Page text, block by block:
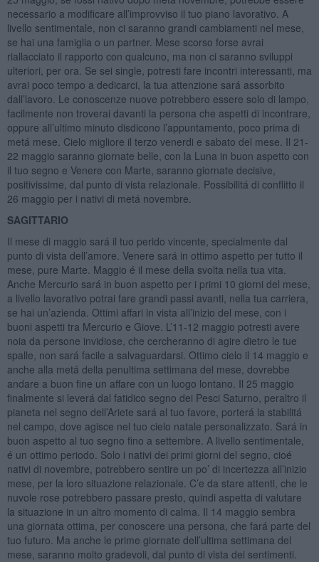
necessario a modificare all’improvviso il tuo piano lavorativo. A
livello sentimentale, non ci saranno grandi cambiamenti nel mese,
se hai una famiglia o un partner. Mese scorso forse avrai
riallacciato il rapporto con qualcuno, ma non ci saranno sviluppi
ulteriori, per ora. Se sei single, potresti fare incontri interessanti, ma
avrai poco tempo a dedicarci, la tua attenzione sará assorbito
dall’lavoro. Le conoscenze nuove potrebbero essere solo di lampo,
facilmente non troverai davanti la persona che aspetti di incontrare,
oppure all’ultimo minuto disdicono l’appuntamento, poco prima di
metá mese. Cielo migliore il terzo venerdi e sabato del mese. Il 21-
22 maggio saranno giornate belle, con la Luna in buon aspetto con
il tuo segno e Venere con Marte, saranno giornate decisive,
positivissime, dal punto di vista relazionale. Possibilitá di conflitto il
26 maggio per i nativi di metá novembre.
SAGITTARIO
Il mese di maggio sará il tuo perido vincente, specialmente dal
punto di vista dell’amore. Venere sará in ottimo aspetto per tutto il
mese, pure Marte. Maggio é il mese della svolta nella tua vita.
Anche Mercurio sará in buon aspetto per i primi 10 giorni del mese,
a livello lavorativo potrai fare grandi passi avanti, nella tua carriera,
se hai un’azienda. Ottimi affari in vista all’inizio del mese, con i
buoni aspetti tra Mercurio e Giove. L’11-12 maggio potresti avere
noia da persone invidiose, che cercheranno di agire dietro le tue
spalle, non sará facile a salvaguardarsi. Ottimo cielo il 14 maggio e
anche alla metá della penultima settimana del mese, dovrebbe
andare a buon fine un affare con un luogo lontano. Il 25 maggio
finalmente si leverá dal fatidico segno dei Pesci Saturno, peraltro il
pianeta nel segno dell’Ariete sará al tuo favore, porterá la stabilitá
nel campo, dove agisce nel tuo cielo natale personalizzato. Sará in
buon aspetto al tuo segno fino a settembre. A livello sentimentale,
é un ottimo periodo. Solo i nativi dei primi giorni del segno, cioé
nativi di novembre, potrebbero sentire un po’ di incertezza all’inizio
mese, per la loro situazione relazionale. C’e da stare attenti, che le
nuvole rose potrebbero passare presto, quindi aspetta di valutare
la situazione in un altro momento di calma. Il 14 maggio sembra
una giornata ottima, per conoscere una persona, che fará parte del
tuo futuro. Ma anche le prime giornate dell’ultima settimana del
mese, saranno molto gradevoli, dal punto di vista dei sentimenti.